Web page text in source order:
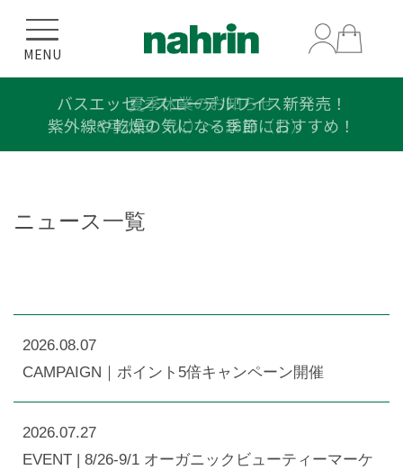
MENU
夏季休業のお知らせ
8月11日（火）〜 16日（日）
バスエッセンスエーデルワイス新発売！
紫外線や乾燥の気になる季節におすすめ！
ニュース一覧
2026.08.07
CAMPAIGN｜ポイント5倍キャンペーン開催
2026.07.27
EVENT | 8/26-9/1 オーガニックビューティーマーケ